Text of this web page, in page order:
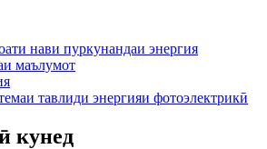
нави пуркунандаи энергия
маълумот
тавлиди энергияи фотоэлектрикӣ
кунед